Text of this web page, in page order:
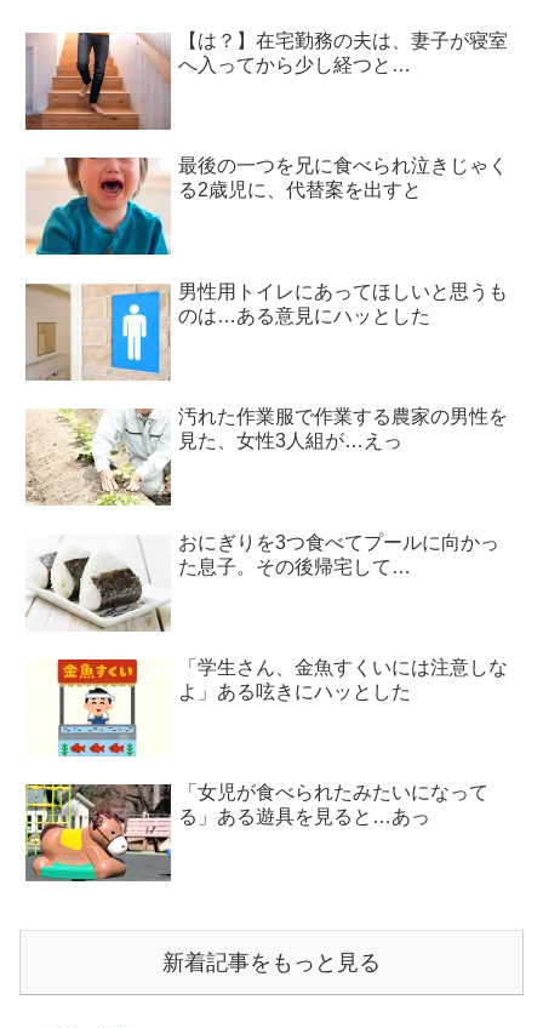
【は？】在宅勤務の夫は、妻子が寝室
へ入ってから少し経つと…
最後の一つを兄に食べられ泣きじゃく
る2歳児に、代替案を出すと
男性用トイレにあってほしいと思うも
のは…ある意見にハッとした
汚れた作業服で作業する農家の男性を
見た、女性3人組が…えっ
おにぎりを3つ食べてプールに向かっ
た息子。その後帰宅して…
「学生さん、金魚すくいには注意しな
よ」ある呟きにハッとした
「女児が食べられたみたいになって
る」ある遊具を見ると…あっ
新着記事をもっと見る